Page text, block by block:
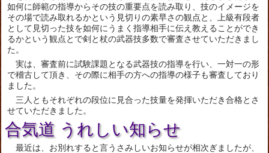
如何に師範の指導からその技の重要点を読み取り、技のイメージを
その場で読み取れるかという見切りの素早さの観点と、上級有段者
として見切った技を如何にうまく指導相手に伝え教えることができ
るかという観点とで剣と杖の武器技多数で審査させていただきまし
た。
実は、審査前に試験課題となる武器技の指導を行い、一対一の形
で稽古して頂き、その際に相手の方への指導の様子も審査しており
ました。
三人ともそれぞれの段位に見合った技量を発揮いただき合格とさ
せていただきました。
合気道 うれしい知らせ
最近は、お別れすると言うさみしいお知らせが相次ぎましたが、